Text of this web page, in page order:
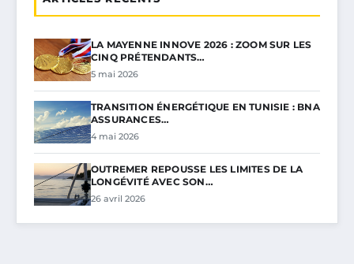
LA MAYENNE INNOVE 2026 : ZOOM SUR LES
CINQ PRÉTENDANTS…
5 mai 2026
TRANSITION ÉNERGÉTIQUE EN TUNISIE : BNA
ASSURANCES…
4 mai 2026
OUTREMER REPOUSSE LES LIMITES DE LA
LONGÉVITÉ AVEC SON…
26 avril 2026